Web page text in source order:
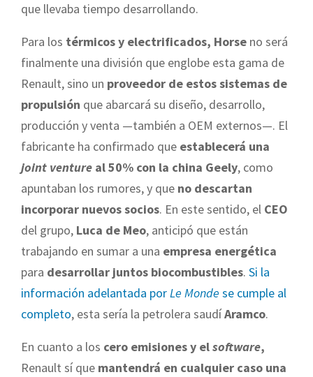
que llevaba tiempo desarrollando.
Para los térmicos y electrificados, Horse no será
finalmente una división que englobe esta gama de
Renault, sino un proveedor de estos sistemas de
propulsión que abarcará su diseño, desarrollo,
producción y venta —también a OEM externos—. El
fabricante ha confirmado que establecerá una
joint venture al 50% con la china Geely, como
apuntaban los rumores, y que no descartan
incorporar nuevos socios. En este sentido, el CEO
del grupo, Luca de Meo, anticipó que están
trabajando en sumar a una empresa energética
para desarrollar juntos biocombustibles. Si la
información adelantada porLe Monde se cumple al
completo, esta sería la petrolera saudíAramco.
En cuanto a los cero emisiones y elsoftware,
Renault sí que mantendrá en cualquier caso una